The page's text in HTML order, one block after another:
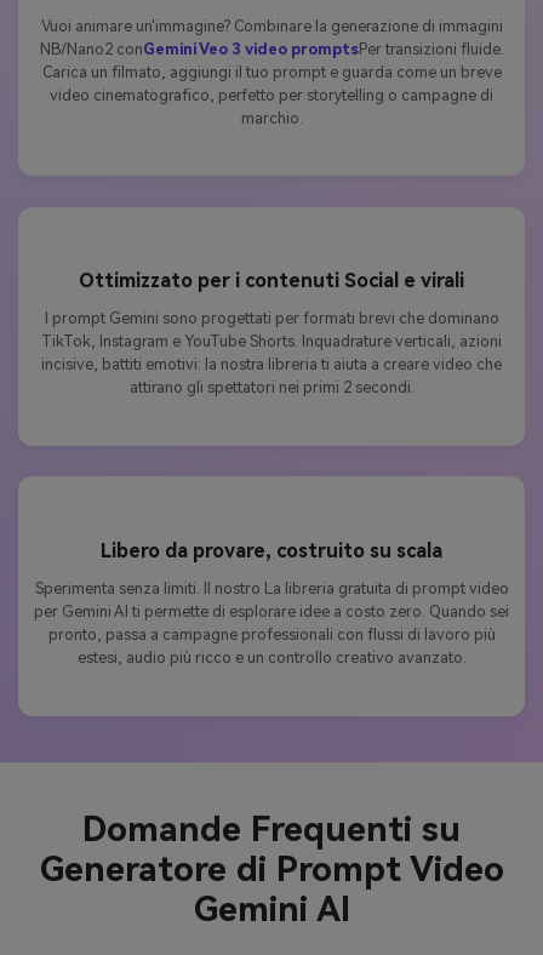
Vuoi animare un'immagine? Combinare la generazione di immagini
NB/Nano2 conGemini Veo 3 video promptsPer transizioni fluide.
Carica un filmato, aggiungi il tuo prompt e guarda come un breve
video cinematografico, perfetto per storytelling o campagne di
marchio.
Ottimizzato per i contenuti Social e virali
I prompt Gemini sono progettati per formati brevi che dominano
TikTok, Instagram e YouTube Shorts. Inquadrature verticali, azioni
incisive, battiti emotivi: la nostra libreria ti aiuta a creare video che
attirano gli spettatori nei primi 2 secondi.
Libero da provare, costruito su scala
Sperimenta senza limiti. Il nostro La libreria gratuita di prompt video
per Gemini AI ti permette di esplorare idee a costo zero. Quando sei
pronto, passa a campagne professionali con flussi di lavoro più
estesi, audio più ricco e un controllo creativo avanzato.
Domande Frequenti su
Generatore di Prompt Video
Gemini AI